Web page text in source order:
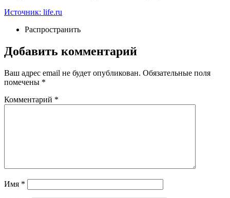
Источник: life.ru
Распространить
Добавить комментарий
Ваш адрес email не будет опубликован. Обязательные поля
помечены *
Комментарий *
Имя *